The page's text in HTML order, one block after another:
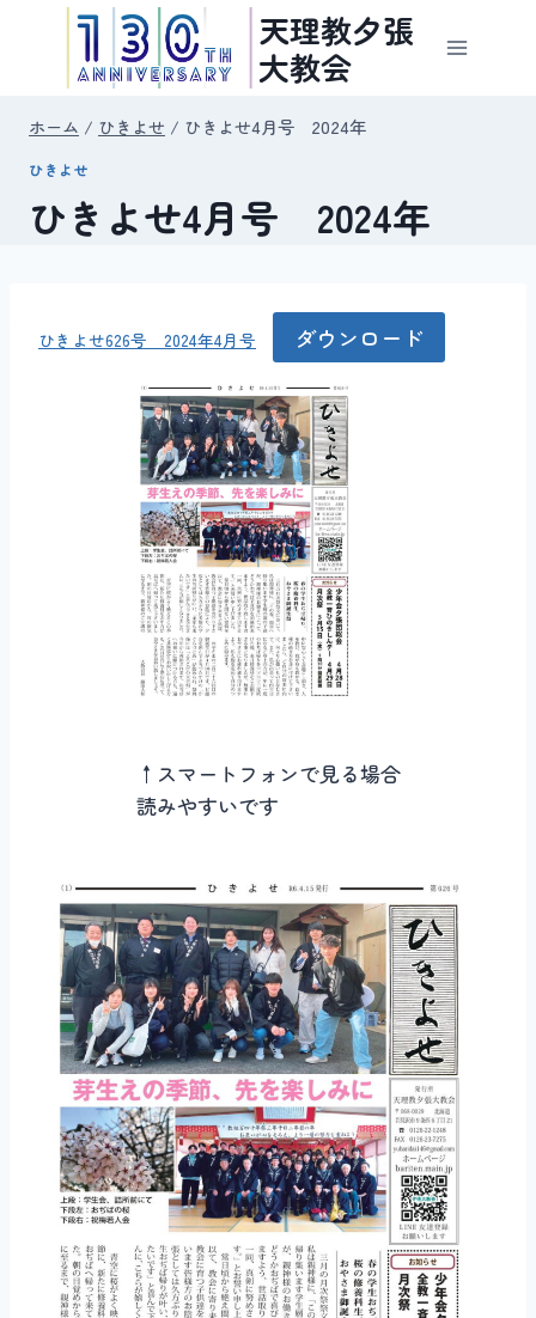
天理教夕張
大教会
ホーム / ひきよせ / ひきよせ4月号 2024年
ひきよせ
ひきよせ4月号 2024年
ひきよせ626号 2024年4月号 ダウンロード
↑スマートフォンで見る場合
読みやすいです